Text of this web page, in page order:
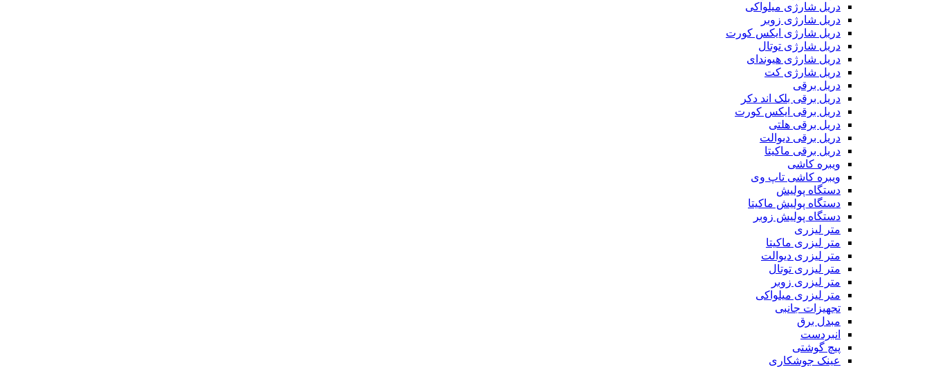
دریل شارژی میلواکی
دریل شارژی زوبر
دریل شارژی ایکس کورت
دریل شارژی توتال
دریل شارژی هیوندای
دریل شارژی کت
دریل برقی
دریل برقی بلک اند دکر
دریل برقی ایکس کورت
دریل برقی هلتی
دریل برقی دیوالت
دریل برقی ماکیتا
ویبره کاشی
ویبره کاشی تاپ وی
دستگاه پولیش
دستگاه پولیش ماکیتا
دستگاه پولیش زوبر
متر لیزری
متر لیزری ماکیتا
متر لیزری دیوالت
متر لیزری توتال
متر لیزری زوبر
متر لیزری میلواکی
تجهیزات جانبی
مبدل برق
انبردست
پیچ گوشتی
عینک جوشکاری